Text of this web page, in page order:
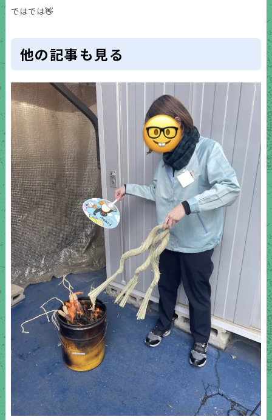
ではでは👋
他の記事も見る